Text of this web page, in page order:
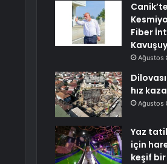
Fiber
Ağustos
hız
Ağustos
Yaz
için
keşif